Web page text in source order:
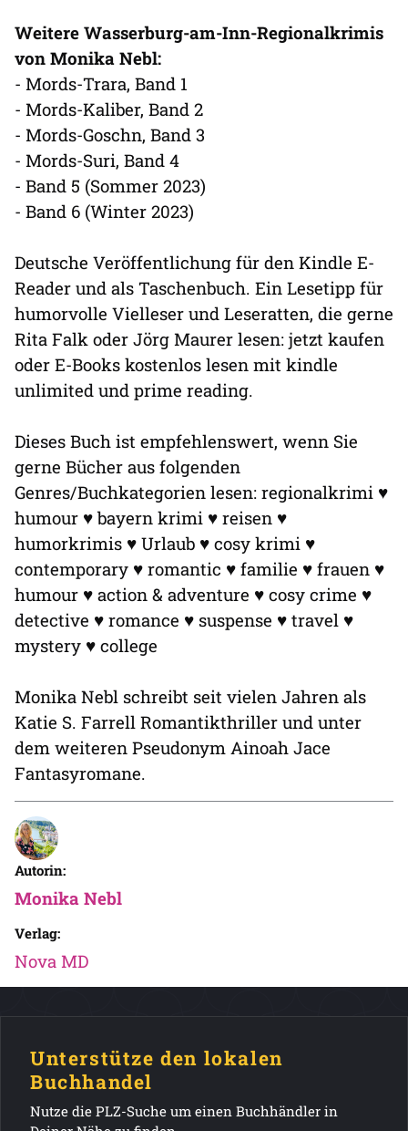
Weitere Wasserburg-am-Inn-Regionalkrimis
von Monika Nebl:
- Mords-Trara, Band 1
- Mords-Kaliber, Band 2
- Mords-Goschn, Band 3
- Mords-Suri, Band 4
- Band 5 (Sommer 2023)
- Band 6 (Winter 2023)
Deutsche Veröffentlichung für den Kindle E-
Reader und als Taschenbuch. Ein Lesetipp für
humorvolle Vielleser und Leseratten, die gerne
Rita Falk oder Jörg Maurer lesen: jetzt kaufen
oder E-Books kostenlos lesen mit kindle
unlimited und prime reading.
Dieses Buch ist empfehlenswert, wenn Sie
gerne Bücher aus folgenden
Genres/Buchkategorien lesen: regionalkrimi ♥
humour ♥ bayern krimi ♥ reisen ♥
humorkrimis ♥ Urlaub ♥ cosy krimi ♥
contemporary ♥ romantic ♥ familie ♥ frauen ♥
humour ♥ action & adventure ♥ cosy crime ♥
detective ♥ romance ♥ suspense ♥ travel ♥
mystery ♥ college
Monika Nebl schreibt seit vielen Jahren als
Katie S. Farrell Romantikthriller und unter
dem weiteren Pseudonym Ainoah Jace
Fantasyromane.
Autorin:
Monika Nebl
Verlag:
Nova MD
Unterstütze den lokalen
Buchhandel
Nutze die PLZ-Suche um einen Buchhändler in